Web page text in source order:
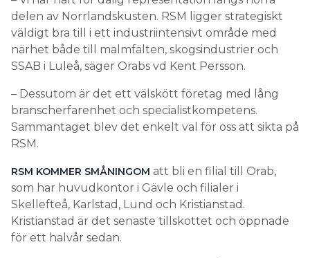
delen av Norrlandskusten. RSM ligger strategiskt
väldigt bra till i ett industriintensivt område med
närhet både till malmfälten, skogsindustrier och
SSAB i Luleå, säger Orabs vd Kent Persson.
– Dessutom är det ett välskött företag med lång
branscherfarenhet och specialistkompetens.
Sammantaget blev det enkelt val för oss att sikta på
RSM.
RSM KOMMER SMÅNINGOM att bli en filial till Orab,
som har huvudkontor i Gävle och filialer i
Skellefteå, Karlstad, Lund och Kristianstad.
Kristianstad är det senaste tillskottet och öppnade
för ett halvår sedan.